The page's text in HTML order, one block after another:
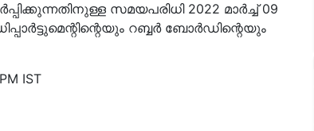
സമയപരിധി 2022 മാര്‍ച്ച് 09
റബ്ബര്‍ ബോര്‍ഡിന്റെയും
IST